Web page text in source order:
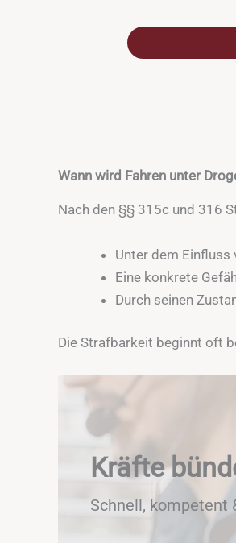
Wann wird Fahren unter
Nach den §§ 315c und 316
Unter dem Einfluss
Eine konkrete
Durch seinen
Die Strafbarkeit beginnt oft
Kräfte
Schnell, kompetent